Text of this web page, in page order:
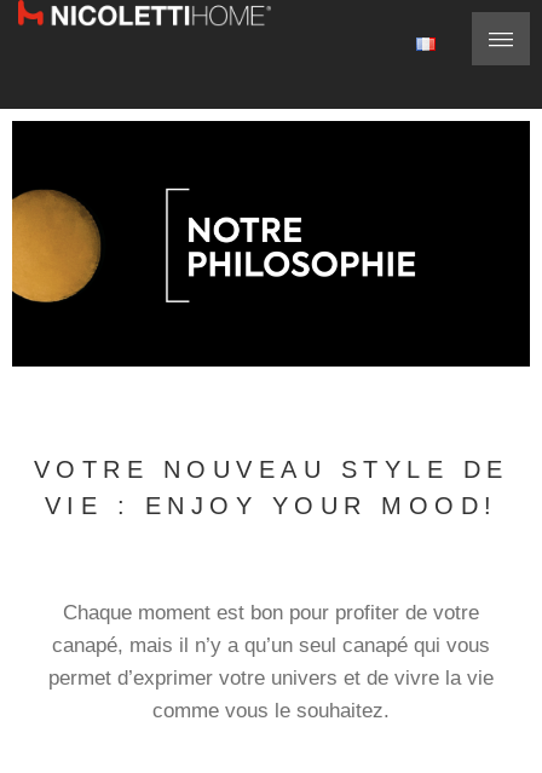
VOTRE NOUVEAU STYLE DE
VIE : ENJOY YOUR MOOD!
Chaque moment est bon pour profiter de votre
canapé, mais il n’y a qu’un seul canapé qui vous
permet d’exprimer votre univers et de vivre la vie
comme vous le souhaitez.